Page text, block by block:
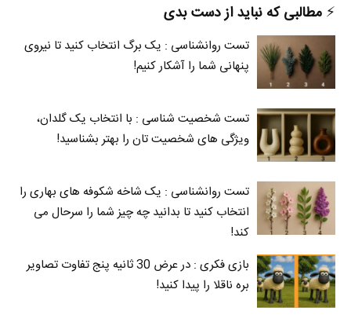
⚡️ مطالبی که نباید از دست بدی
تست روانشناسی : یک برگ انتخاب کنید تا نیروی
پنهانی شما را آشکار کنیم!
تست شخصیت شناسی : با انتخاب یک گلدان،
ویژگی های شخصیت تان را بهتر بشناسید!
تست روانشناسی : یک شاخه شکوفه های بهاری را
انتخاب کنید تا بدانید چه چیز شما را سرحال می‌
کند!
بازی فکری : در عرض 30 ثانیه پنج تفاوت تصاویر
بره ناقلا را پیدا کنید!